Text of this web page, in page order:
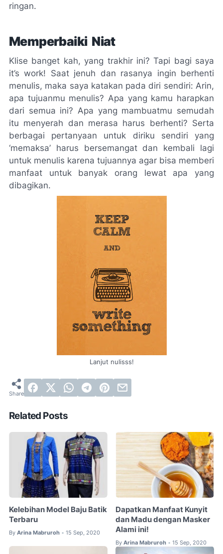
ringan.
Memperbaiki Niat
Klise banget kah, yang trakhir ini? Tapi bagi saya
it’s work! Saat jenuh dan rasanya ingin berhenti
menulis, maka saya katakan pada diri sendiri: Arin,
apa tujuanmu menulis? Apa yang kamu harapkan
dari semua ini? Apa yang mambuatmu semudah
itu menyerah dan merasa harus berhenti? Serta
berbagai pertanyaan untuk diriku sendiri yang
‘memaksa’ harus bersemangat dan kembali lagi
untuk menulis karena tujuannya agar bisa memberi
manfaat untuk banyak orang lewat apa yang
dibagikan.
Lanjut nulisss!
Related Posts
Kelebihan Model Baju Batik
Terbaru
By Arina Mabruroh • 15 Sep, 2020
Dapatkan Manfaat Kunyit
dan Madu dengan Masker
Alami ini!
By Arina Mabruroh • 15 Sep, 2020